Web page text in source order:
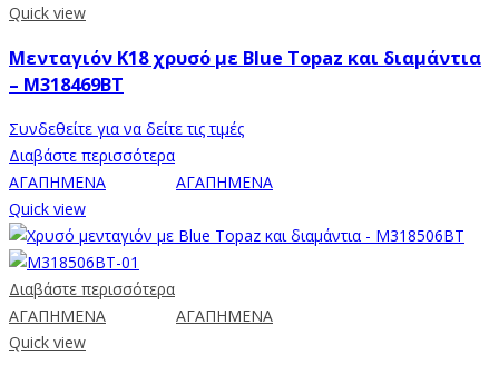
Quick view
Μενταγιόν Κ18 χρυσό με Blue Topaz και διαμάντια
– M318469BT
Συνδεθείτε για να δείτε τις τιμές
Διαβάστε περισσότερα
ΑΓΑΠΗΜΕΝΑ
ΑΓΑΠΗΜΕΝΑ
Quick view
Διαβάστε περισσότερα
ΑΓΑΠΗΜΕΝΑ
ΑΓΑΠΗΜΕΝΑ
Quick view